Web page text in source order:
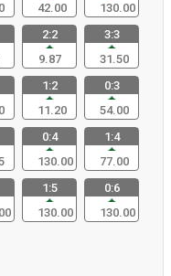
42.00
130.00
2:2
9.87
3:3
31.50
1:2
11.20
0:3
54.00
0:4
130.00
1:4
77.00
1:5
130.00
0:6
130.00